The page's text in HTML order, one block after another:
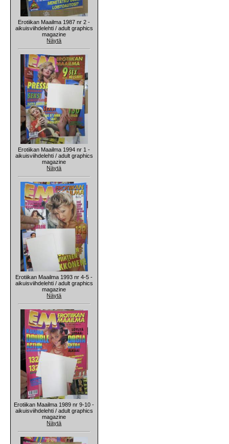
Erotiikan Maailma 1987 nr 2 -
aikuisviihdelehti / adult graphics
magazine
Näytä
Erotiikan Maailma 1994 nr 1 -
aikuisviihdelehti / adult graphics
magazine
Näytä
Erotiikan Maailma 1993 nr 4-5 -
aikuisviihdelehti / adult graphics
magazine
Näytä
Erotiikan Maailma 1989 nr 9-10 -
aikuisviihdelehti / adult graphics
magazine
Näytä